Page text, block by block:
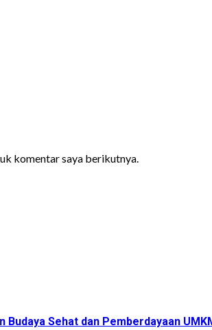
komentar saya berikutnya.
Budaya Sehat dan Pemberdayaan